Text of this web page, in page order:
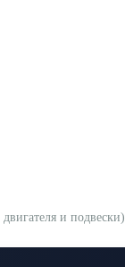
и подвески).